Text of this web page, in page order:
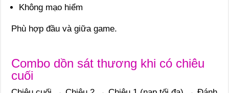
Không mạo hiểm
Phù hợp đầu và giữa game.
Combo dồn sát thương khi có chiêu
cuối